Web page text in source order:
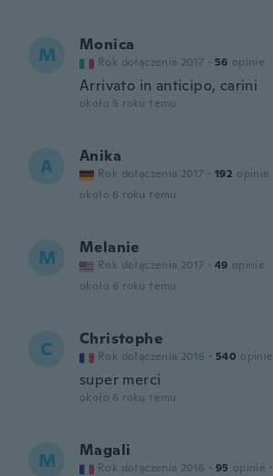
M Monica
Rok dołączenia 2017 · 56 opinie
Arrivato in anticipo, carini
około 5 roku temu
A Anika
Rok dołączenia 2017 · 192 opinie
około 6 roku temu
M Melanie
Rok dołączenia 2017 · 49 opinie
około 6 roku temu
C Christophe
Rok dołączenia 2016 · 540 opinie
super merci
około 6 roku temu
M Magali
Rok dołączenia 2016 · 95 opinie ·